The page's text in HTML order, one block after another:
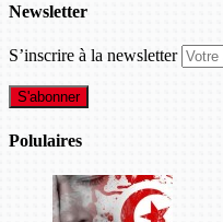
Newsletter
S’inscrire à la newsletter
Polulaires